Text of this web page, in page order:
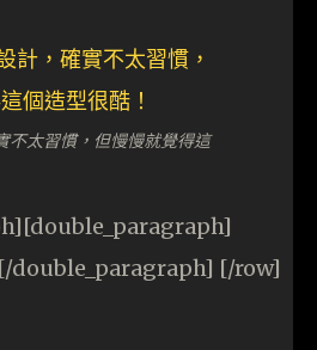
不太習慣，但慢慢就覺得這
[/double_paragraph] [/row]